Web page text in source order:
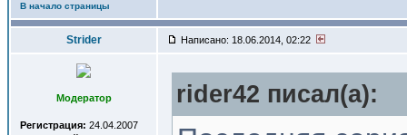
В начало страницы
Strider Написано: 18.06.2014, 02:22
Модератор
Регистрация: 24.04.2007
rider42 писал(a):